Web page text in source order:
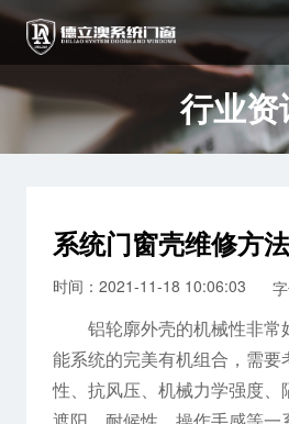
品牌中心
品牌介绍
企业文化
产品中心
窗系列
门系列
新闻中心
公司新闻
行业资讯
行业资
系统门窗壳维修方法
时间：2021-11-18 10:06:03
铝轮廓外壳的机械性非常
能系统的完美有机组合，需要
性、抗风压、机械力学强度、